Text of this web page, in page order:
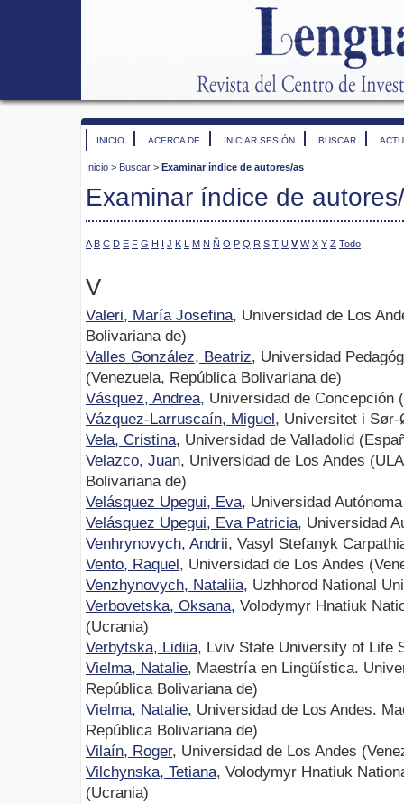
INICIO ACERCA DE INICIAR SESIÓN BUSCAR
Inicio > Buscar > Examinar índice de autores/as
Examinar índice de
A B C D E F G H I J K L M N Ñ O P Q R S T U V W X Y Z Todo
V
Valeri, María Josefina, Universidad de Los
Bolivariana de)
Valles González, Beatriz, Universidad
(Venezuela, República Bolivariana de)
Vásquez, Andrea, Universidad de Concepción
Vázquez-Larruscaín, Miguel , Universitet i
Vela, Cristina, Universidad de Valladolid
Velazco, Juan, Universidad de Los Andes
Bolivariana de)
Velásquez Upegui, Eva, Universidad
Velásquez Upegui, Eva Patricia, Universidad
Venhrynovych, Andrii, Vasyl Stefanyk
Vento, Raquel , Universidad de Los Andes
Venzhynovych, Nataliia, Uzhhorod National
Verbovetska, Oksana, Volodymyr Hnatiuk
(Ucrania)
Verbytska, Lidiia, Lviv State University of Life
Vielma, Natalie, Maestría en Lingüística.
República Bolivariana de)
Vielma, Natalie, Universidad de Los Andes.
República Bolivariana de)
Vilaín, Roger, Universidad de Los Andes
Vilchynska, Tetiana, Volodymyr Hnatiuk
(Ucrania)